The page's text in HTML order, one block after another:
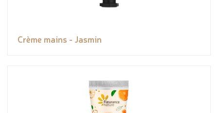
Crème mains - Jasmin